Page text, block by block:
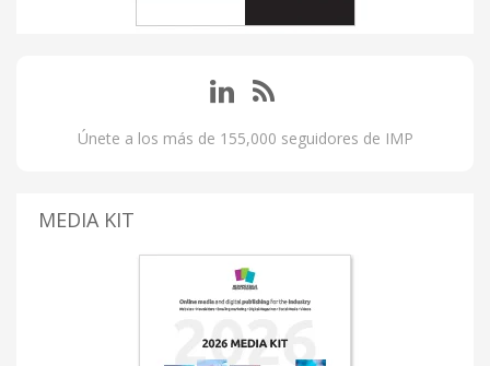
Únete a los más de 155,000 seguidores de IMP
MEDIA KIT